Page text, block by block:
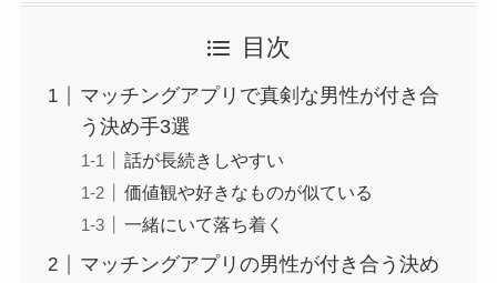
目次
マッチングアプリで真剣な男性が付き合
う決め手3選
話が長続きしやすい
価値観や好きなものが似ている
一緒にいて落ち着く
マッチングアプリの男性が付き合う決め